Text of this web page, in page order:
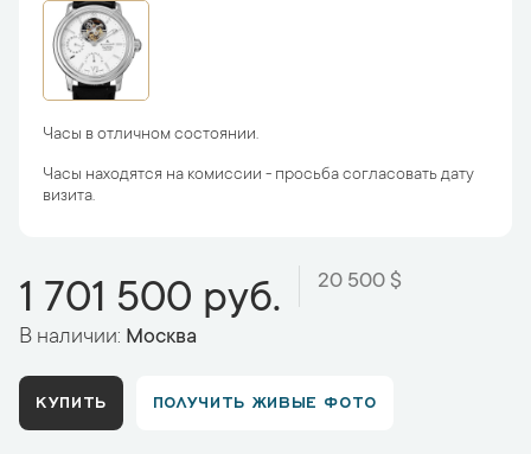
Часы в отличном состоянии.
Часы находятся на комиссии - просьба согласовать дату
визита.
1 701 500 руб. 20 500 $
В наличии: Москва
КУПИТЬ ПОЛУЧИТЬ ЖИВЫЕ ФОТО